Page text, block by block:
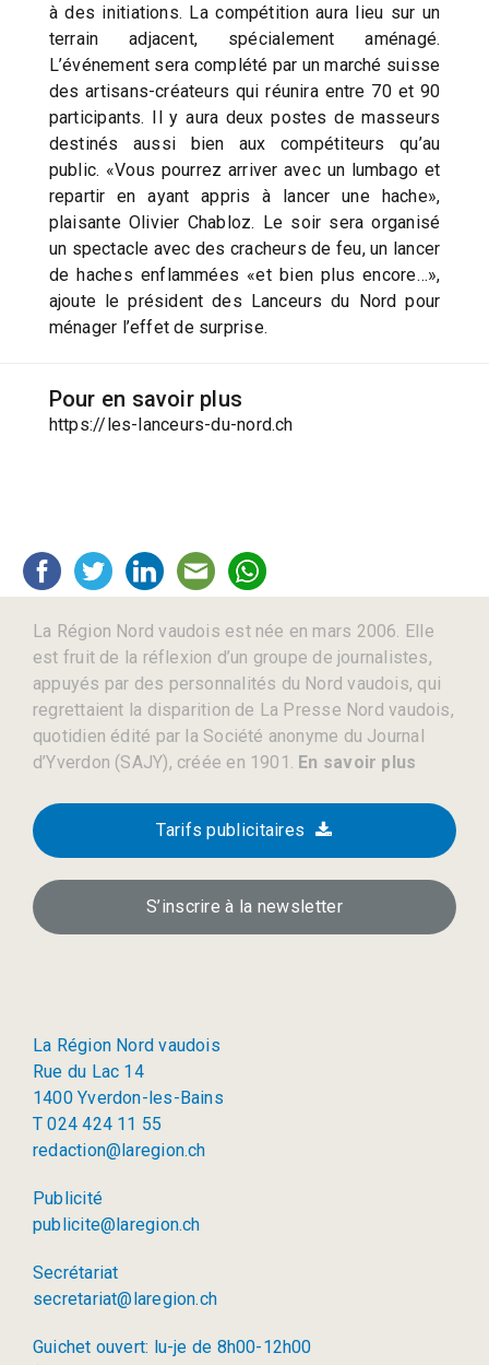
à des initiations. La compétition aura lieu sur un
terrain adjacent, spécialement aménagé.
L’événement sera complété par un marché suisse
des artisans-créateurs qui réunira entre 70 et 90
participants. Il y aura deux postes de masseurs
destinés aussi bien aux compétiteurs qu’au
public. «Vous pourrez arriver avec un lumbago et
repartir en ayant appris à lancer une hache»,
plaisante Olivier Chabloz. Le soir sera organisé
un spectacle avec des cracheurs de feu, un lancer
de haches enflammées «et bien plus encore…»,
ajoute le président des Lanceurs du Nord pour
ménager l’effet de surprise.
Pour en savoir plus
https://les-lanceurs-du-nord.ch
La Région Nord vaudois est née en mars 2006. Elle
est fruit de la réflexion d’un groupe de journalistes,
appuyés par des personnalités du Nord vaudois, qui
regrettaient la disparition de La Presse Nord vaudois,
quotidien édité par la Société anonyme du Journal
d’Yverdon (SAJY), créée en 1901. En savoir plus
Tarifs publicitaires
S’inscrire à la newsletter
La Région Nord vaudois
Rue du Lac 14
1400 Yverdon-les-Bains
T 024 424 11 55
redaction@laregion.ch
Publicité
publicite@laregion.ch
Secrétariat
secretariat@laregion.ch
Guichet ouvert: lu-je de 8h00-12h00